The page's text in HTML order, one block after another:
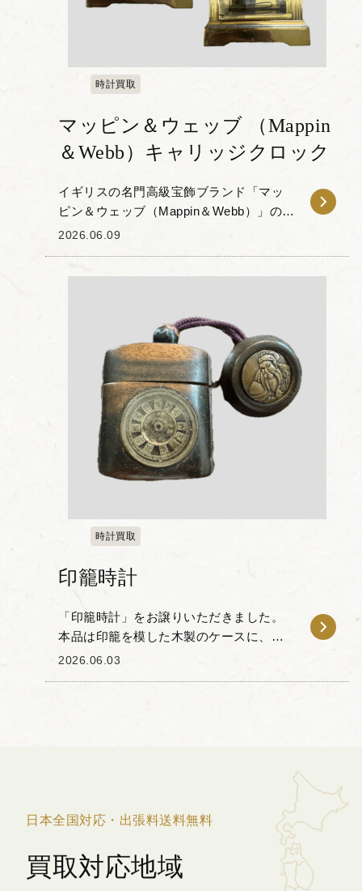
時計買取
マッピン＆ウェッブ （Mappin
＆Webb）キャリッジクロック
イギリスの名門高級宝飾ブランド「マッ
ピン＆ウェッブ（Mappin＆Webb）」のキ
ャリッジクロックをお譲りいただきまし
2026.06.09
時計買取
印籠時計
「印籠時計」をお譲りいただきました。
本品は印籠を模した木製のケースに、西
洋から伝わった時計の技術を組み込んだ
2026.06.03
日本全国対応・出張料送料無料
買取対応地域